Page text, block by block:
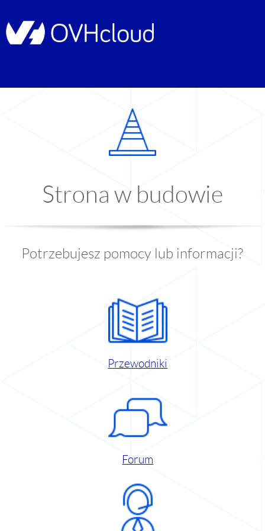
Strona w budowie
Potrzebujesz pomocy lub informacji?
Przewodniki
Forum